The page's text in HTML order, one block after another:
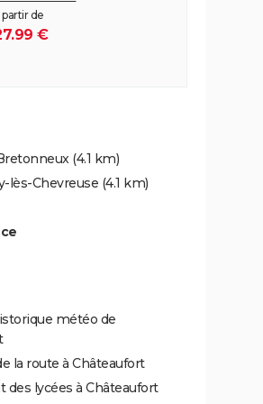
partir de
€
(4.1 km)
lès-Chevreuse (4.1 km)
météo de
la route à Châteaufort
des lycées à Châteaufort